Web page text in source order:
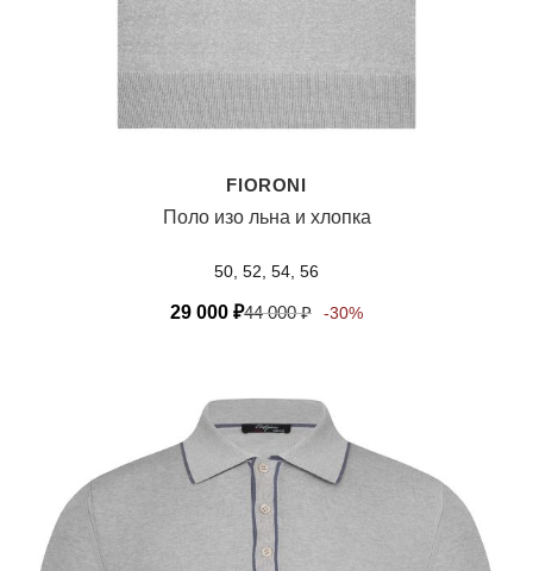
FIORONI
Поло изо льна и хлопка
50, 52, 54, 56
29 000 ₽44 000₽ -30%